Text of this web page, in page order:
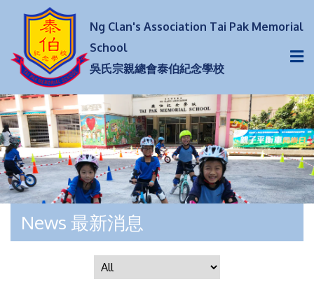
Ng Clan's Association Tai Pak Memorial
School
吳氏宗親總會泰伯紀念學校
News 最新消息